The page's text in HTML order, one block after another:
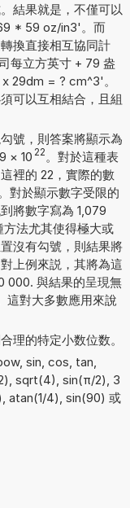
結果就是，不僅可以
* 59 oz/in3'。而
換直接相互協同計
每立方英寸 + 79 盎
29dm = ? cm^3'。
可以互相結合，且組
號，則答案將顯示為
× 10 22 。對於這種表
裡的 22，實際的數
對於顯示數字受限的
將數字寫為 1,079
法尤其使得極大或
沒有勾號，則結果將
上例來説，其將為這
000. 與結果的呈現無
這對大多數應用來說
理的特定小数位数。
sin, cos, tan,
sqrt(4), sin(π/2), 3
atan(1/4), sin(90) 或